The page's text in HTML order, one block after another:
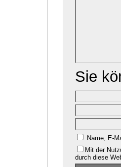
Sie
Name, E-
Mit der
durch diese